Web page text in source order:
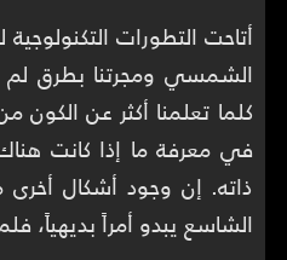
أتاحت التطورات
الشمسي ومجرتنا بطرق لم
كلما تعلمنا أكثر عن الكون
في معرفة ما إذا كانت
ذاته. إن وجود أشكال
الشاسع يبدو أمراً بديهياً،